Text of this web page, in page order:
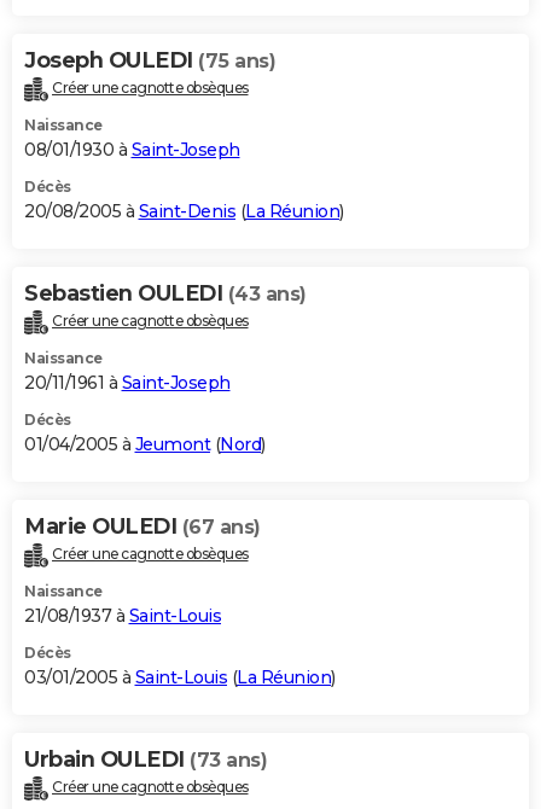
Joseph OULEDI (75 ans)
Créer une cagnotte obsèques
Naissance
08/01/1930 à Saint-Joseph
Décès
20/08/2005 à Saint-Denis (La Réunion)
Sebastien OULEDI (43 ans)
Créer une cagnotte obsèques
Naissance
20/11/1961 à Saint-Joseph
Décès
01/04/2005 à Jeumont(Nord)
Marie OULEDI (67 ans)
Créer une cagnotte obsèques
Naissance
21/08/1937 à Saint-Louis
Décès
03/01/2005 à Saint-Louis (La Réunion)
Urbain OULEDI (73 ans)
Créer une cagnotte obsèques